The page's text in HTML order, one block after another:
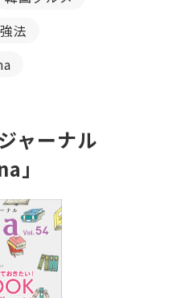
法
ャーナル
」